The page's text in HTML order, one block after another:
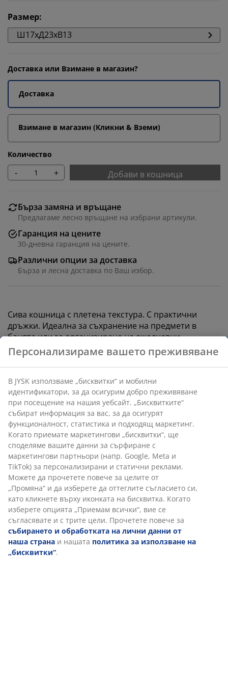
Размер:
Ш17xД23xВ13
Доставка или Взимане в магазин?
Доставка
Взимане в магазин (Кликни & Вземи)
Количество
- + Добави в кошница
Бърза замяна и връщане
Предлагаме лесно връщане на избрани артикули.
Гаранция на цените
30-дневна гаранция на цените.
Различни опции за доставка
Бърза и лесна доставка по Ваш избор.
Сива кошница с плетена текстура. С практични
дръжки. Идеална за съхранение на предмети в
банята или за организиране на ежедневни
предмети във вашия дом. Ш17 x Д23 x В13 см
Характеристики
Отзиви
(20)
Доставка